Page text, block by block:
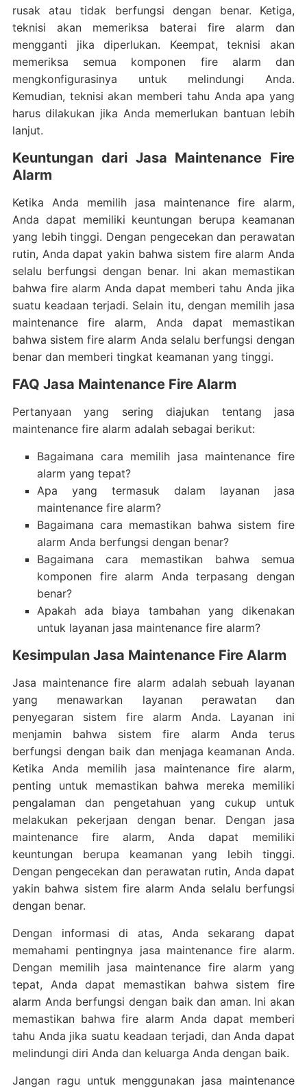
rusak atau tidak berfungsi dengan benar. Ketiga,
teknisi akan memeriksa baterai fire alarm dan
mengganti jika diperlukan. Keempat, teknisi akan
memeriksa semua komponen fire alarm dan
mengkonfigurasinya untuk melindungi Anda.
Kemudian, teknisi akan memberi tahu Anda apa yang
harus dilakukan jika Anda memerlukan bantuan lebih
lanjut.
Keuntungan dari Jasa Maintenance Fire
Alarm
Ketika Anda memilih jasa maintenance fire alarm,
Anda dapat memiliki keuntungan berupa keamanan
yang lebih tinggi. Dengan pengecekan dan perawatan
rutin, Anda dapat yakin bahwa sistem fire alarm Anda
selalu berfungsi dengan benar. Ini akan memastikan
bahwa fire alarm Anda dapat memberi tahu Anda jika
suatu keadaan terjadi. Selain itu, dengan memilih jasa
maintenance fire alarm, Anda dapat memastikan
bahwa sistem fire alarm Anda selalu berfungsi dengan
benar dan memberi tingkat keamanan yang tinggi.
FAQ Jasa Maintenance Fire Alarm
Pertanyaan yang sering diajukan tentang jasa
maintenance fire alarm adalah sebagai berikut:
Bagaimana cara memilih jasa maintenance fire
alarm yang tepat?
Apa yang termasuk dalam layanan jasa
maintenance fire alarm?
Bagaimana cara memastikan bahwa sistem fire
alarm Anda berfungsi dengan benar?
Bagaimana cara memastikan bahwa semua
komponen fire alarm Anda terpasang dengan
benar?
Apakah ada biaya tambahan yang dikenakan
untuk layanan jasa maintenance fire alarm?
Kesimpulan Jasa Maintenance Fire Alarm
Jasa maintenance fire alarm adalah sebuah layanan
yang menawarkan layanan perawatan dan
penyegaran sistem fire alarm Anda. Layanan ini
menjamin bahwa sistem fire alarm Anda terus
berfungsi dengan baik dan menjaga keamanan Anda.
Ketika Anda memilih jasa maintenance fire alarm,
penting untuk memastikan bahwa mereka memiliki
pengalaman dan pengetahuan yang cukup untuk
melakukan pekerjaan dengan benar. Dengan jasa
maintenance fire alarm, Anda dapat memiliki
keuntungan berupa keamanan yang lebih tinggi.
Dengan pengecekan dan perawatan rutin, Anda dapat
yakin bahwa sistem fire alarm Anda selalu berfungsi
dengan benar.
Dengan informasi di atas, Anda sekarang dapat
memahami pentingnya jasa maintenance fire alarm.
Dengan memilih jasa maintenance fire alarm yang
tepat, Anda dapat memastikan bahwa sistem fire
alarm Anda berfungsi dengan baik dan aman. Ini akan
memastikan bahwa fire alarm Anda dapat memberi
tahu Anda jika suatu keadaan terjadi, dan Anda dapat
melindungi diri Anda dan keluarga Anda dengan baik.
Jangan ragu untuk menggunakan jasa maintenance